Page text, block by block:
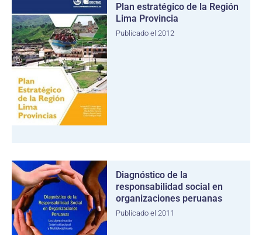
Plan estratégico de la Región
Lima Provincia
Publicado el 2012
Diagnóstico de la
responsabilidad social en
organizaciones peruanas
Publicado el 2011